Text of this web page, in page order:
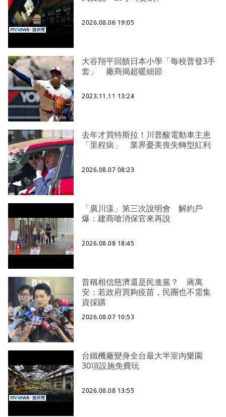
2026.08.06 19:05
大谷翔平回饋日本小學「每校普發3手
套」 廠商揭超暖細節
2023.11.11 13:24
去年才買特斯拉！川普酸電動車主患
「里程病」 業界憂美喪失轉型紅利
2026.08.07 08:23
「廣川漾」第三次說明會 解約戶
爆：建商嗆消保官來再說
2026.08.08 18:45
昔稱相信慈濟還是民進黨？ 蔣萬
安：若政府買夠疫苗，民團也不需集
資採購
2026.08.07 10:53
台鐵機廠變身全台最大半室內樂園
30項設施免費玩
2026.08.08 13:55